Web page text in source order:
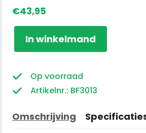
€43,95
Claas
950
met
aantal
In winkelmand
Op voorraad
Artikelnr.: BF3013
Omschrijving